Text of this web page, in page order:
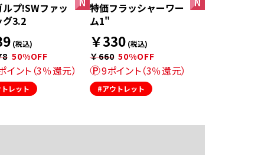
プ!SWファッ
グ3.2
(税込)
50%OFF
イント（3％還元）
レット
特価フラッシャーワー
ム1"
￥330 (税込)
￥660 50%OFF
9ポイント（3％還元）
#アウトレット